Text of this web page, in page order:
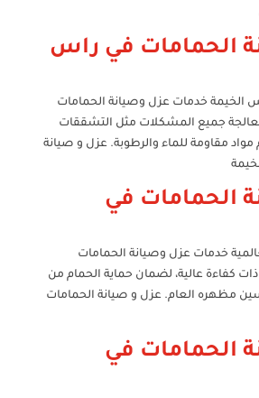
الحمامات في راس
الخيمة خدمات عزل وصيانة الحمامات
معالجة جميع المشكلات مثل التشققات
مقاومة للماء والرطوبة. عزل و صيانة
الحمامات في
خدمات عزل وصيانة الحمامات
ذات كفاءة عالية، لضمان حماية الحمام من
مظهره العام. عزل و صيانة الحمامات
الحمامات في